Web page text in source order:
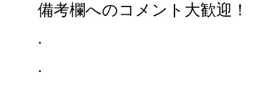
備考欄へのコメント大歓迎！
.
.